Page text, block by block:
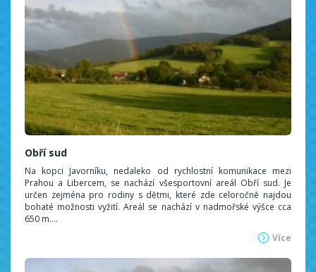
Obří sud
Na kopci Javorníku, nedaleko od rychlostní komunikace mezi
Prahou a Libercem, se nachází všesportovní areál Obří sud. Je
určen zejména pro rodiny s dětmi, které zde celoročně najdou
bohaté možnosti vyžití. Areál se nachází v nadmořské výšce cca
650 m....
Více